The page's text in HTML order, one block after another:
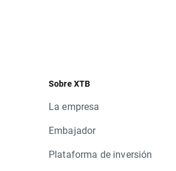
Sobre XTB
La empresa
Embajador
Plataforma de inversión